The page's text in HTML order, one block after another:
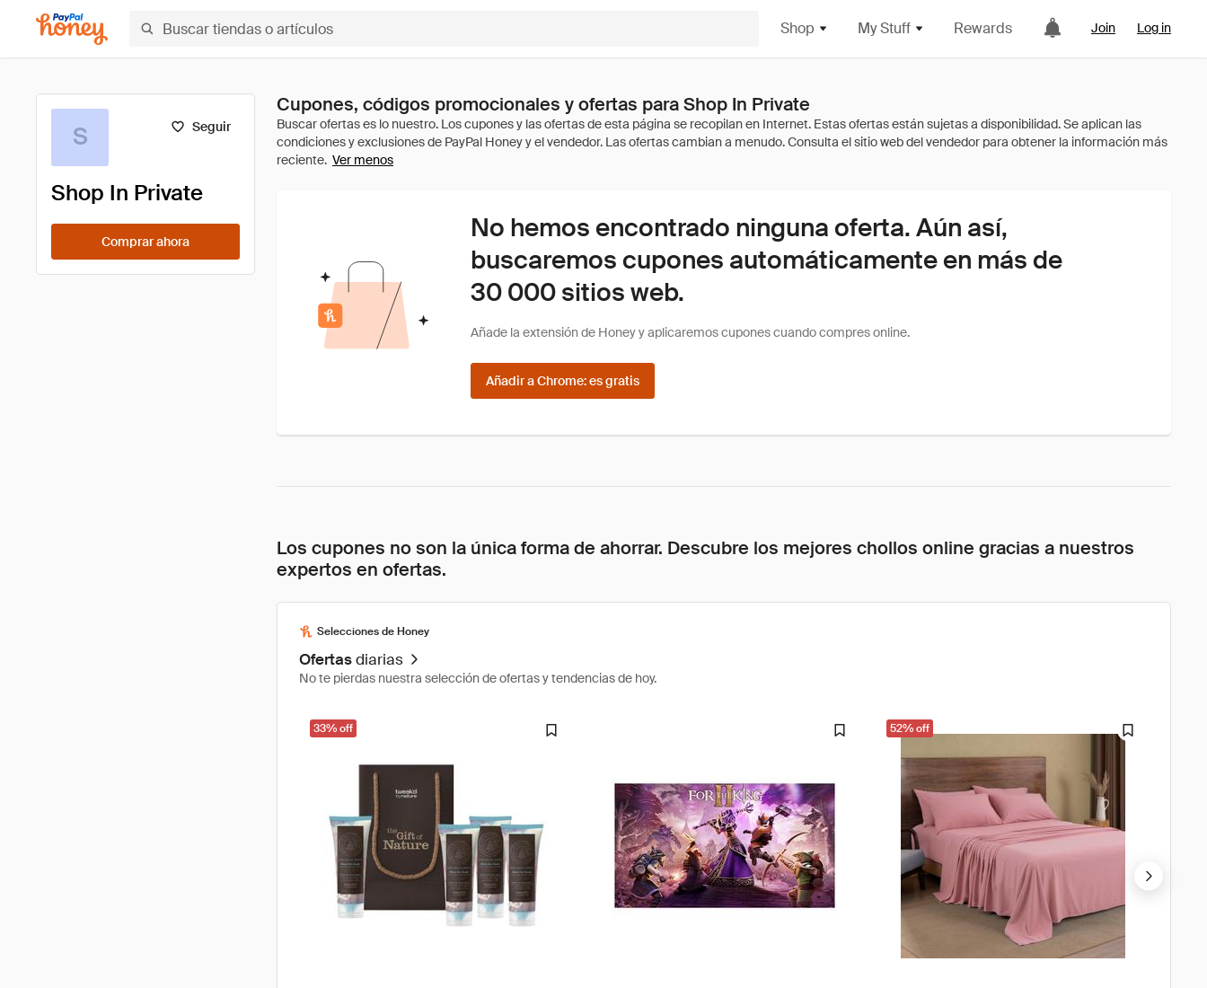
Shop My Stuff Rewards Join Log in
Seguir
S
Shop In Private
Comprar ahora
Cupones, códigos promocionales y ofertas para Shop In Private
Ver menos
No hemos encontrado ninguna oferta. Aún así,
buscaremos cupones automáticamente en más de
30 000 sitios web.
Añade la extensión de Honey y aplicaremos cupones cuando compres online.
Añadir a Chrome: es gratis
Los cupones no son la única forma de ahorrar. Descubre los mejores chollos online gracias a nuestros
expertos en ofertas.
Selecciones de Honey
Ofertasdiarias
No te pierdas nuestra selección de ofertas y tendencias de hoy.
33% off 52% off